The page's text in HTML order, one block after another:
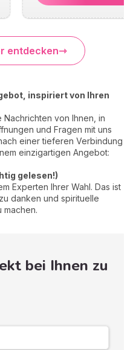
entdecken
inspiriert von Ihren
von Ihnen, in
und Fragen mit uns
einer tieferen Verbindung
einzigartigen Angebot:
gelesen!)
Experten Ihrer Wahl. Das ist
danken und spirituelle
machen.
bei Ihnen zu